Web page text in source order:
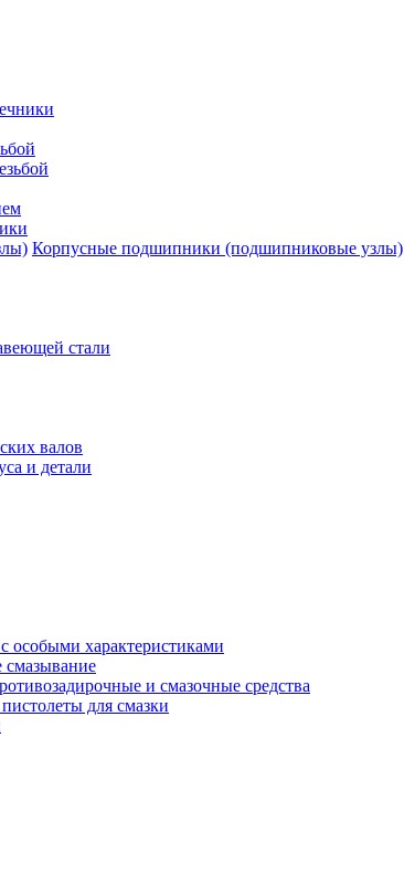
Корпусные подшипники (подшипниковые узлы)
стали
валов
и детали
особыми характеристиками
смазывание
и смазочные средства
для смазки